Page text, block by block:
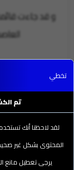
و قد جاءت
هشام
طاهر بن
تخطي
تم
لقد لاحظنا أنك
المحتوى بشكل غير
يرجى تعطيل مانع